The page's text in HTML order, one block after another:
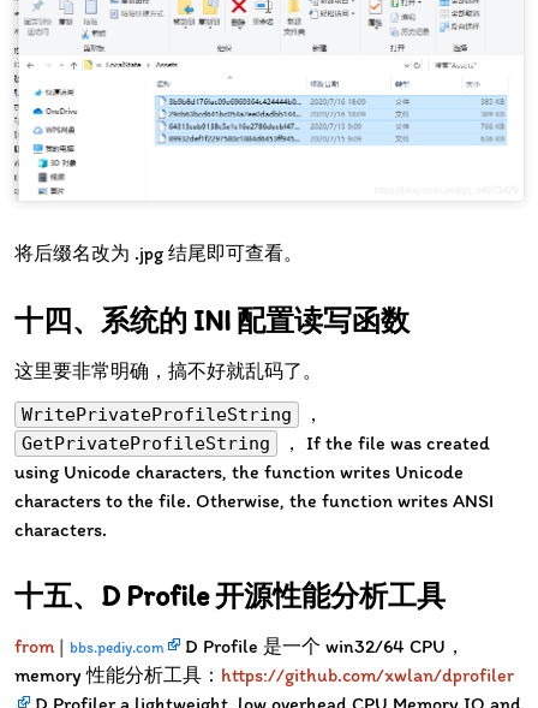
将后缀名改为 .jpg 结尾即可查看。
系统的 INI 配置读写函数
这里要非常明确，搞不好就乱码了。
WritePrivateProfileString ，
GetPrivateProfileString
， If the file was created
using Unicode characters, the function writes Unicode
characters to the file. Otherwise, the function writes ANSI
characters.
D Profile 开源性能分析工具
from | bbs.pediy.com
D Profile 是一个 win32/64 CPU，
memory 性能分析工具： https://github.com/xwlan/dprofiler